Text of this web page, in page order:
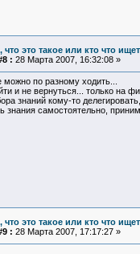
что это такое или кто что
: 28 Марта 2007, 16:32:08 »
по разному ходить...
и не вернуться... только на
знаний кому-то
знания самостоятельно,
что это такое или кто что
: 28 Марта 2007, 17:17:27 »